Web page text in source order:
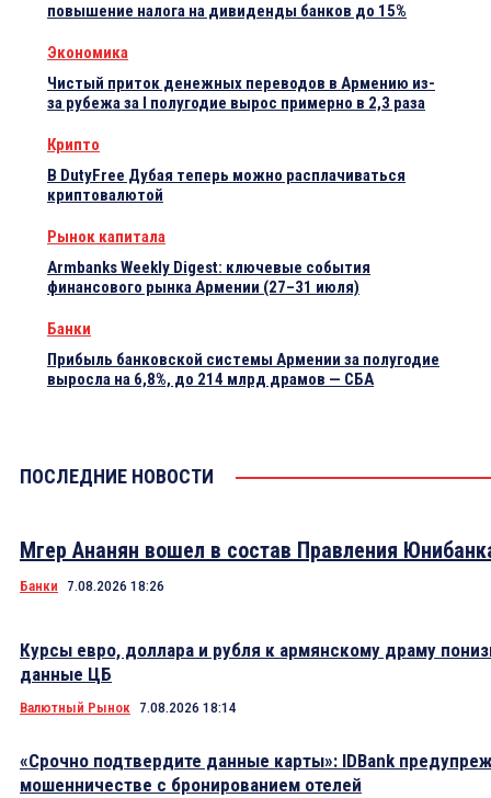
повышение налога на дивиденды банков до 15%
Экономика
Чистый приток денежных переводов в Армению из-
за рубежа за I полугодие вырос примерно в 2,3 раза
Крипто
В DutyFree Дубая теперь можно расплачиваться
криптовалютой
Рынок капитала
Armbanks Weekly Digest: ключевые события
финансового рынка Армении (27–31 июля)
Банки
Прибыль банковской системы Армении за полугодие
выросла на 6,8%, до 214 млрд драмов — СБА
ПОСЛЕДНИЕ НОВОСТИ
Мгер Ананян вошел в состав Правления
Банки 7.08.2026 18:26
Курсы евро, доллара и рубля к армянскому драму
данные ЦБ
Валютный Рынок 7.08.2026 18:14
«Срочно подтвердите данные карты»: IDBank
мошенничестве с бронированием отелей